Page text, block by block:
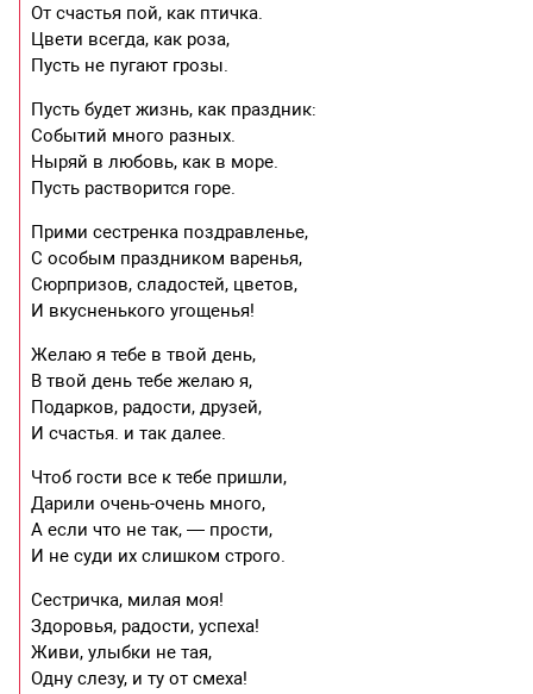
От счастья пой, как птичка.
Цвети всегда, как роза,
Пусть не пугают грозы.
Пусть будет жизнь, как праздник:
Событий много разных.
Ныряй в любовь, как в море.
Пусть растворится горе.
Прими сестренка поздравленье,
С особым праздником варенья,
Сюрпризов, сладостей, цветов,
И вкусненького угощенья!
Желаю я тебе в твой день,
В твой день тебе желаю я,
Подарков, радости, друзей,
И счастья. и так далее.
Чтоб гости все к тебе пришли,
Дарили очень-очень много,
А если что не так, — прости,
И не суди их слишком строго.
Сестричка, милая моя!
Здоровья, радости, успеха!
Живи, улыбки не тая,
Одну слезу, и ту от смеха!